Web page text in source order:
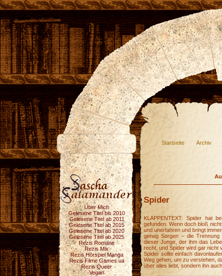
Startseite Archiv
Über Mich
Gelesene Titel bis 2010
Gelesene Titel ab 2011
Gelesene Titel ab 2015
Gelesene Titel ab 2020
Gelesene Titel ab 2025
Rezis Romane
Rezis Mix
Rezis Hörspiel Manga
Rezis Filme Games ua
Rezis Queer
Vegan
Spider
KLAPPENTEXT: Spider hat
gefunden. Wenn doch bloß
und unerfahren und bringt
genug Sorgen – die
dieser Junge, der ihm das
recht, und Spider wird gar nicht
Spider sollte einfach
Weg gehen, um zu verstehen,
über alles liebt, sondern ihn